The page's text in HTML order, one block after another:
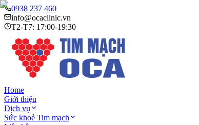
0938 237 460
info@ocaclinic.vn
T2-T7: 17:00-19:30
Home
Giới thiệu
Dịch vụ
Sức khoẻ Tim mạch